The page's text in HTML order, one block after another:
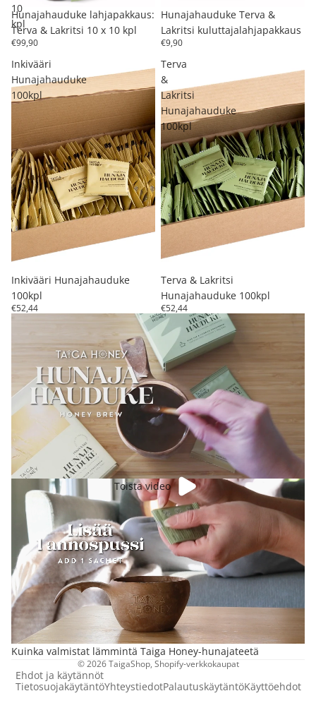
10
kpl
Hunajahauduke lahjapakkaus:
Terva & Lakritsi 10 x 10 kpl
€99,90
Hunajahauduke Terva &
Lakritsi kuluttajalahjapakkaus
€9,90
Inkivääri
Hunajahauduke
100kpl
Inkivääri Hunajahauduke
100kpl
€52,44
Terva
&
Lakritsi
Hunajahauduke
100kpl
Terva & Lakritsi
Hunajahauduke 100kpl
€52,44
Toista video
Kuinka valmistat lämmintä Taiga Honey-hunajateetä
© 2026TaigaShop, Shopify-verkkokaupat
Ehdot ja käytännöt
TietosuojakäytäntöYhteystiedotPalautuskäytäntöKäyttöehdot